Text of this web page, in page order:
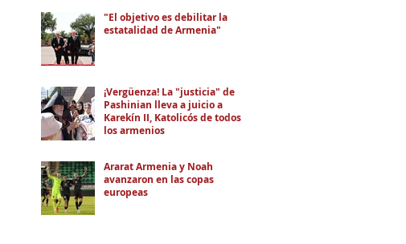
"El objetivo es debilitar la
estatalidad de Armenia"
¡Vergüenza! La "justicia" de
Pashinian lleva a juicio a
Karekín II, Katolicós de todos
los armenios
Ararat Armenia y Noah
avanzaron en las copas
europeas